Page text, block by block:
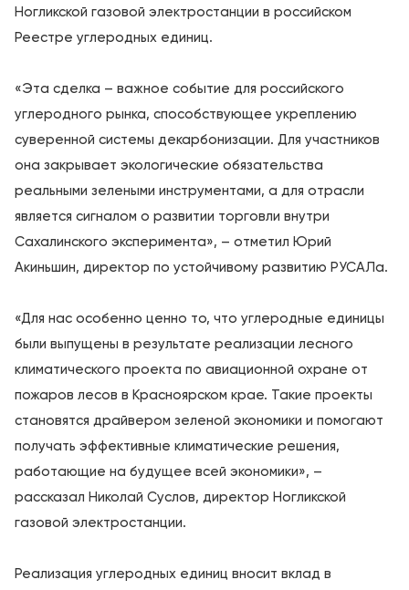
Ногликской газовой электростанции в российском
Реестре углеродных единиц.
«Эта сделка – важное событие для российского
углеродного рынка, способствующее укреплению
суверенной системы декарбонизации. Для участников
она закрывает экологические обязательства
реальными зелеными инструментами, а для отрасли
является сигналом о развитии торговли внутри
Сахалинского эксперимента», – отметил Юрий
Акиньшин, директор по устойчивому развитию РУСАЛа.
«Для нас особенно ценно то, что углеродные единицы
были выпущены в результате реализации лесного
климатического проекта по авиационной охране от
пожаров лесов в Красноярском крае. Такие проекты
становятся драйвером зеленой экономики и помогают
получать эффективные климатические решения,
работающие на будущее всей экономики», –
рассказал Николай Суслов, директор Ногликской
газовой электростанции.
Реализация углеродных единиц вносит вклад в